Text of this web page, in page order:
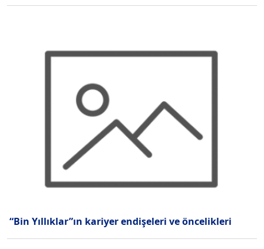
“Bin Yıllıklar”ın kariyer endişeleri ve öncelikleri